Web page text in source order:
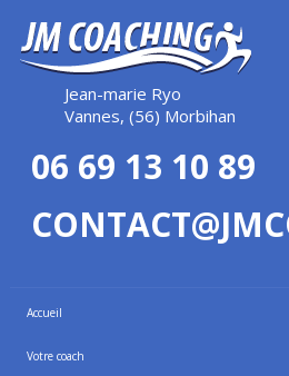
Jean-marie Ryo
Vannes, (56) Morbihan
06 69 13 10 89
Accueil
Votre coach